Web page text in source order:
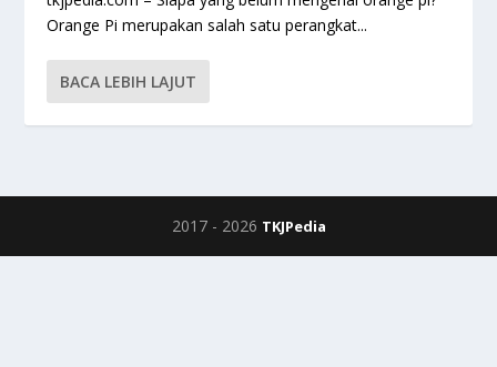
Orange Pi merupakan salah satu perangkat...
BACA LEBIH LAJUT
2017 - 2026 TKJPedia